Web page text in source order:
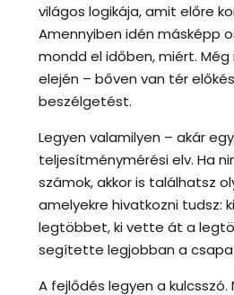
világos logikája, amit előre
Amennyiben idén másképp
mondd el időben, miért.
elején – bőven van tér
beszélgetést.
Legyen valamilyen – akár
teljesítménymérési elv. Ha
számok, akkor is találhatsz
amelyekre hivatkozni tudsz:
legtöbbet, ki vette át a
segítette legjobban a
A fejlődés legyen a kulcsszó.